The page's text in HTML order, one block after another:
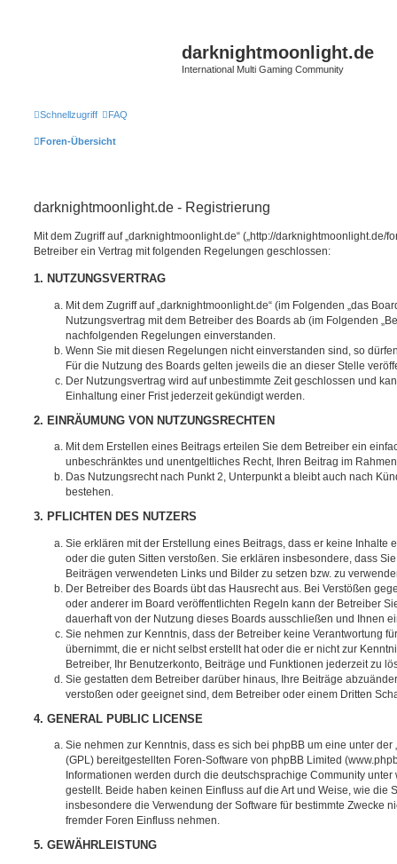
darknightmoonlight.de
International Multi Gaming Community
Schnellzugriff FAQ
Foren-Übersicht
darknightmoonlight.de - Registrierung
Mit dem Zugriff auf „darknightmoonlight.de“ („http://darknightmoonlight.de/
Betreiber ein Vertrag mit folgenden Regelungen geschlossen:
1. NUTZUNGSVERTRAG
Mit dem Zugriff auf „darknightmoonlight.de“ (im Folgenden „das
Nutzungsvertrag mit dem Betreiber des Boards ab (im Folgenden
nachfolgenden Regelungen einverstanden.
Wenn Sie mit diesen Regelungen nicht einverstanden sind, so
Für die Nutzung des Boards gelten jeweils die an dieser Stelle
Der Nutzungsvertrag wird auf unbestimmte Zeit geschlossen und
Einhaltung einer Frist jederzeit gekündigt werden.
2. EINRÄUMUNG VON NUTZUNGSRECHTEN
Mit dem Erstellen eines Beitrags erteilen Sie dem Betreiber ein
unbeschränktes und unentgeltliches Recht, Ihren Beitrag im
Das Nutzungsrecht nach Punkt 2, Unterpunkt a bleibt auch nach
bestehen.
3. PFLICHTEN DES NUTZERS
Sie erklären mit der Erstellung eines Beitrags, dass er keine Inhalte
oder die guten Sitten verstoßen. Sie erklären insbesondere, dass
Beiträgen verwendeten Links und Bilder zu setzen bzw. zu
Der Betreiber des Boards übt das Hausrecht aus. Bei Verstößen
oder anderer im Board veröffentlichten Regeln kann der Betreiber
dauerhaft von der Nutzung dieses Boards ausschließen und Ihnen
Sie nehmen zur Kenntnis, dass der Betreiber keine Verantwortung
übernimmt, die er nicht selbst erstellt hat oder die er nicht zur
Betreiber, Ihr Benutzerkonto, Beiträge und Funktionen jederzeit zu
Sie gestatten dem Betreiber darüber hinaus, Ihre Beiträge
verstoßen oder geeignet sind, dem Betreiber oder einem Dritten
4. GENERAL PUBLIC LICENSE
Sie nehmen zur Kenntnis, dass es sich bei phpBB um eine unter der
(GPL) bereitgestellten Foren-Software von phpBB Limited
Informationen werden durch die deutschsprachige Community
gestellt. Beide haben keinen Einfluss auf die Art und Weise, wie die
insbesondere die Verwendung der Software für bestimmte Zwecke
fremder Foren Einfluss nehmen.
5. GEWÄHRLEISTUNG